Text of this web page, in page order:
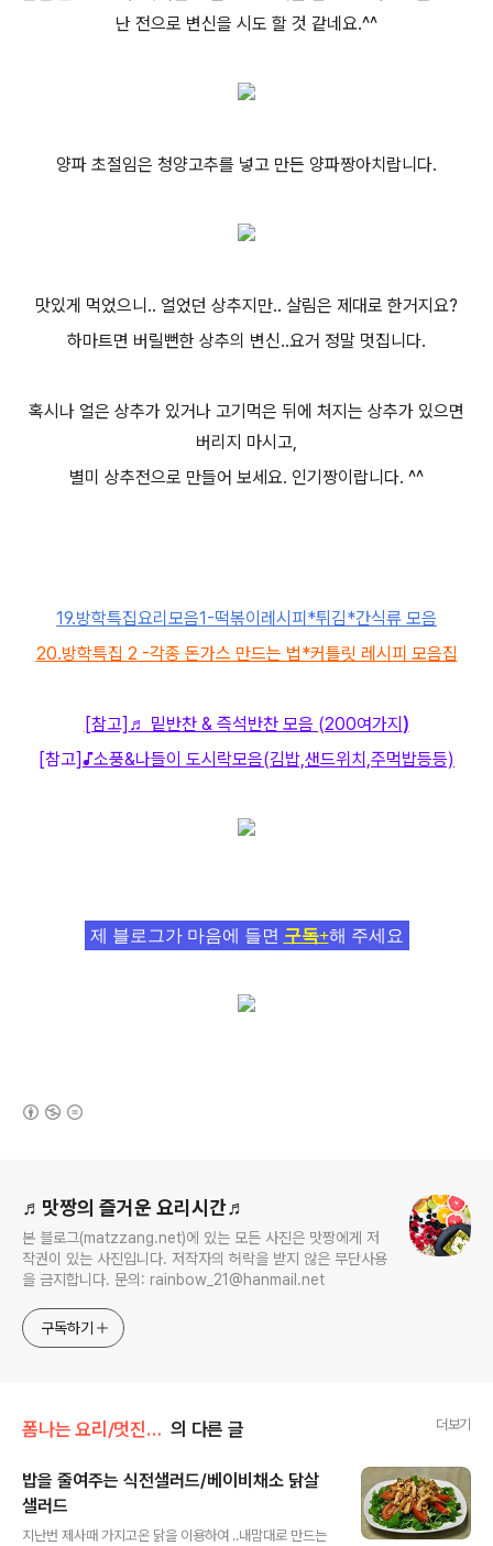
난 전으로 변신을 시도 할 것 같네요.^^
양파 초절임은 청양고추를 넣고 만든 양파짱아치랍니다.
맛있게 먹었으니.. 얼었던 상추지만.. 살림은 제대로 한거지요?
하마트면 버릴뻔한 상추의 변신..요거 정말 멋집니다.
혹시나 얼은 상추가 있거나 고기먹은 뒤에 처지는 상추가 있으면
버리지 마시고,
별미 상추전으로 만들어 보세요. 인기짱이랍니다. ^^
19.방학특집요리모음1-떡볶이레시피*튀김*간식류 모음
20.방학특집 2 -각종 돈가스 만드는 법*커틀릿 레시피 모음집
[참고] ♬ 밑반찬 & 즉석반찬 모음 (200여가지 )
[참고]♪소풍&나들이 도시락모음(김밥,샌드위치,주먹밥등등)
제 블로그가 마음에 들면 구독+해 주세요
♬맛짱의 즐거운 요리시간♬
본 블로그(matzzang.net)에 있는 모든 사진은 맛짱에게 저
작권이 있는 사진입니다. 저작자의 허락을 받지 않은 무단사용
을 금지합니다. 문의: rainbow_21@hanmail.net
구독하기
폼나는 요리/멋진리폼 요리 의 다른 글 더보기
밥을 줄여주는 식전샐러드/베이비채소 닭살
샐러드
지난번 제사때 가지고온 닭을 이용하여 ..내맘대로 만드는